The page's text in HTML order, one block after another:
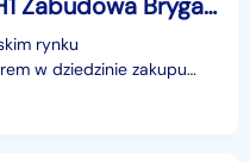
Opel Combo Cargo L2H1 Zabudowa Brygadowa Cargo L2H1 Zabudowa Brygadowa 1.5 102K
rynku
w dziedzinie zakupu
- osobowych,